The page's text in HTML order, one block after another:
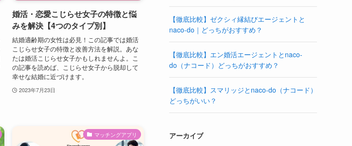
婚活・恋愛こじらせ女子の特徴と悩
みを解決【4つのタイプ別】
結婚適齢期の女性は必見！この記事では婚活
こじらせ女子の特徴と改善方法を解説。あな
たは婚活こじらせ女子かもしれませんよ。こ
の記事を読めば、こじらせ女子から脱却して
幸せな結婚に近づけます。
2023年7月23日
マッチングアプリ
【徹底比較】ゼクシィ縁結びエージェントと
naco-do｜どっちがおすすめ？
【徹底比較】エン婚活エージェントとnaco-
do（ナコード）どっちがおすすめ？
【徹底比較】スマリッジとnaco-do（ナコード）
どっちがいい？
アーカイブ